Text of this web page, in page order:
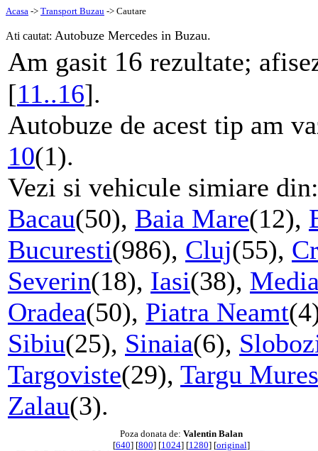
Acasa -> Transport Buzau -> Cautare
Ati cautat: Autobuze Mercedes in Buzau.
Am gasit 16 rezultate;
[11..16].
Autobuze de acest tip am
10(1).
Vezi si vehicule simiare
Bacau(50), Baia Mare(12),
Bucuresti(986), Cluj(55),
Severin(18), Iasi(38),
Oradea(50), Piatra Neamt
Sibiu(25), Sinaia(6),
Targoviste(29), Targu Mures
Zalau(3).
Poza donata de: Valentin Balan
[640] [800] [1024] [1280] [original]